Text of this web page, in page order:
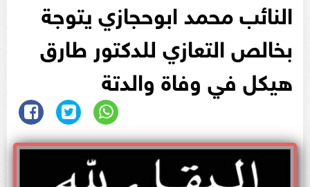
النائب محمد ابوحجازي يتوجة
بخالص التعازي للدكتور طارق
هيكل في وفاة والدتة